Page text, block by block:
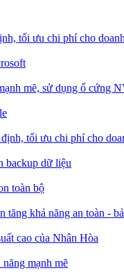
tối ưu chi phí cho
mẽ, sử dụng ổ cứng
tối ưu chi phí cho
backup dữ liệu
toàn bộ
tăng khả năng an toàn -
cao của Nhân Hòa
mạnh mẽ